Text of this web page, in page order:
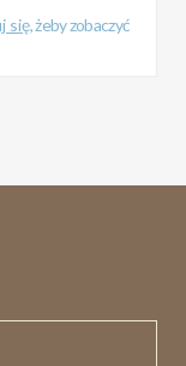
się, żeby zobaczyć